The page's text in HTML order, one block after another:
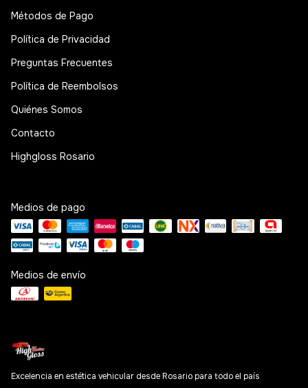
Métodos de Pago
Política de Privacidad
Preguntas Frecuentes
Política de Reembolsos
Quiénes Somos
Contacto
Highgloss Rosario
Medios de pago
Medios de envío
Excelencia en estética vehicular desde Rosario para todo el país